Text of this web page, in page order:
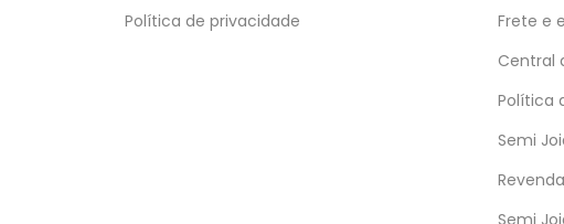
Política de privacidade
Frete e
Central
Política
Semi